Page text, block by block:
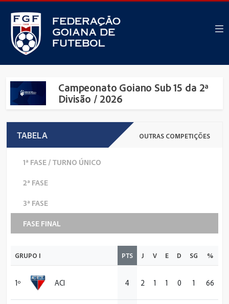
Campeonato Goiano Sub 15 da 2ª
Divisão / 2026
TABELA OUTRAS COMPETIÇÕES
1ª FASE / TURNO ÚNICO
2ª FASE
3ª FASE
FASE FINAL
GRUPO I PTS J V E D SG %
1º ACI 4 2 1 1 0 1 66